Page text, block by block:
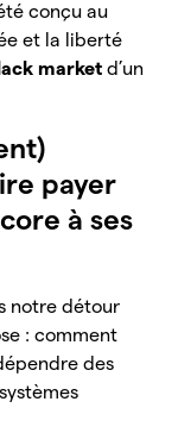
conçu au
et la liberté
market d’un
payer
à ses
notre détour
: comment
des